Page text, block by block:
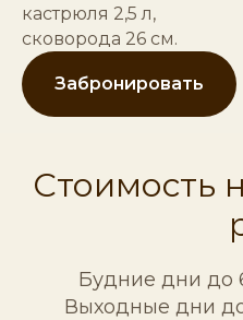
кастрюля 2,5 л,
сковорода 26 см.
Забронировать
Стоимость
Будние дни до
Выходные дни до